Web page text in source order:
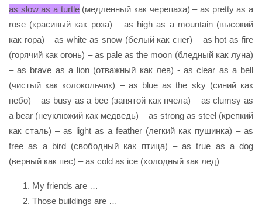
аs slow as a turtle(медленный как черепаха) – as pretty as a
rose (красивый как роза) – as high as a mountain (высокий
как гора) – as white as snow (белый как снег) – as hot as fire
(горячий как огонь) – as pale as the moon (бледный как луна)
– as brave as a lion (отважный как лев) - as clear as a bell
(чистый как колокольчик) – as blue as the sky (синий как
небо) – as busy as a bee (занятой как пчела) – as clumsy as
a bear (неуклюжий как медведь) – as strong as steel (крепкий
как сталь) – as light as a feather (легкий как пушинка) – as
free as a bird (свободный как птица) – as true as a dog
(верный как пес) – as cold as ice (холодный как лед)
My friends are …
Those buildings are …